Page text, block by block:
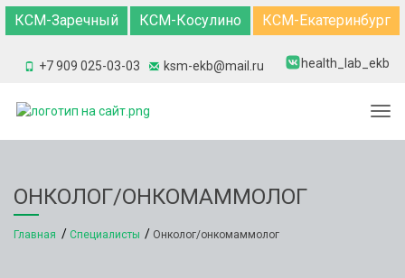
КСМ-Заречный КСМ-Косулино КСМ-Екатеринбург
+7 909 025-03-03 ksm-ekb@mail.ru health_lab_ekb
ОНКОЛОГ/ОНКОМАММОЛОГ
Главная Специалисты Онколог/онкомаммолог